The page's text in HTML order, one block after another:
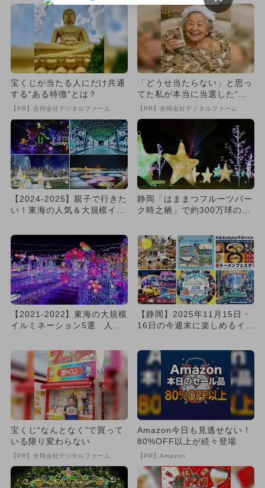
宝くじが当たる人にだけ共通
する“ある特徴”とは？
【PR】合同会社デジタルファーム
「どうせ当たらない」と思っ
てた私が本当に当選した“買
い方”がこれ
【PR】合同会社デジタルファーム
【2024-2025】親子で行きた
い！東海の人気＆大規模イル
静岡「はままつフルーツパー
ク時之栖」で約300万球のウ
【2021-2022】東海の大規模
イルミネーション5選 人気
【静岡】2025年11月15日・
16日の今週末に楽しめるイベ
宝くじ“なんとなく”で買って
いる限り変わらない
【PR】合同会社デジタルファーム
Amazon今日も見逃せない！
80%OFF以上が続々登場
【PR】Amazon